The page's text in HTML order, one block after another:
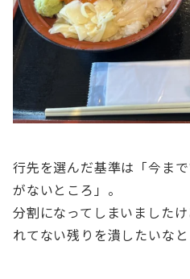
行先を選んだ基準は「今ま
がないところ」。
分割になってしまいました
れてない残りを潰したいなと